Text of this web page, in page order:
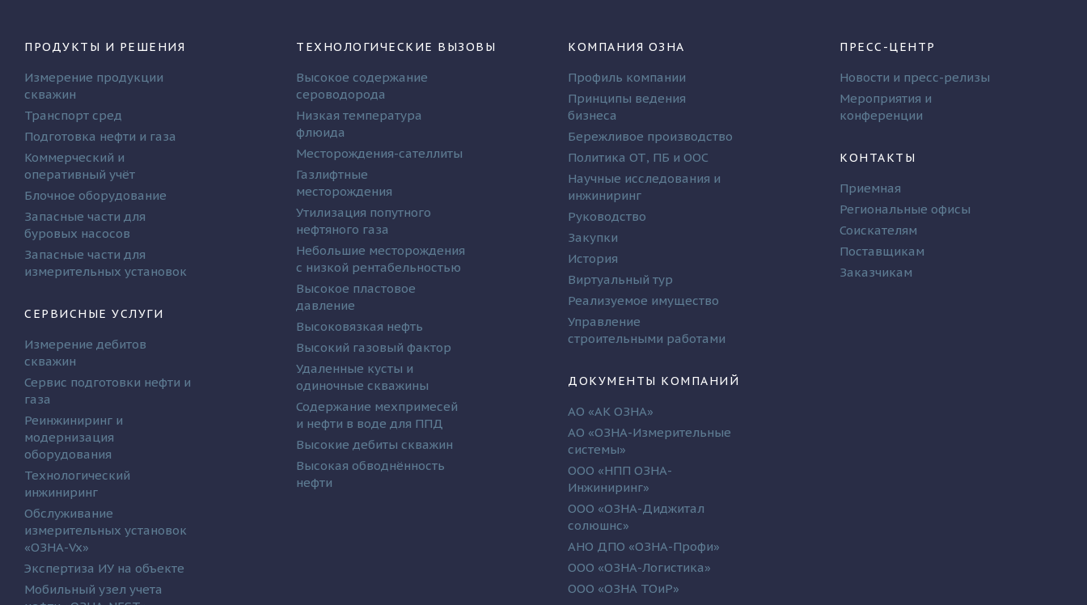
ПРОДУКТЫ И РЕШЕНИЯ
Измерение продукции
скважин
Транспорт сред
Подготовка нефти и газа
Коммерческий и
оперативный учёт
Блочное оборудование
Запасные части для
буровых насосов
Запасные части для
измерительных установок
СЕРВИСНЫЕ УСЛУГИ
Измерение дебитов
скважин
Сервис подготовки нефти и
газа
Реинжиниринг и
модернизация
оборудования
Технологический
инжиниринг
Обслуживание
измерительных установок
«ОЗНА-Vx»
Экспертиза ИУ на объекте
Мобильный узел учета
ТЕХНОЛОГИЧЕСКИЕ ВЫЗОВЫ
Высокое содержание
сероводорода
Низкая температура
флюида
Месторождения-сателлиты
Газлифтные
месторождения
Утилизация попутного
нефтяного газа
Небольшие месторождения
с низкой рентабельностью
Высокое пластовое
давление
Высоковязкая нефть
Высокий газовый фактор
Удаленные кусты и
одиночные скважины
Содержание мехпримесей
и нефти в воде для ППД
Высокие дебиты скважин
Высокая обводнённость
нефти
КОМПАНИЯ ОЗНА
Профиль компании
Принципы ведения
бизнеса
Бережливое производство
Политика ОТ, ПБ и ООС
Научные исследования и
инжиниринг
Руководство
Закупки
История
Виртуальный тур
Реализуемое имущество
Управление
строительными работами
ДОКУМЕНТЫ КОМПАНИЙ
АО «АК ОЗНА»
АО «ОЗНА-Измерительные
системы»
ООО «НПП ОЗНА-
Инжиниринг»
ООО «ОЗНА-Диджитал
солюшнс»
АНО ДПО «ОЗНА-Профи»
ООО «ОЗНА-Логистика»
ООО «ОЗНА ТОиР»
ПРЕСС-ЦЕНТР
Новости и пресс-релизы
Мероприятия и
конференции
КОНТАКТЫ
Приемная
Региональные офисы
Соискателям
Поставщикам
Заказчикам